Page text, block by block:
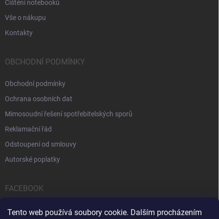
Tento web používá soubory cookie. Dalším procházením
Čištění notebooků
Vše o nákupu
Kontakty
OBCHODNÍ PODMÍNKY
Obchodní podmínky
Ochrana osobních dat
Mimosoudní řešení spotřebitelských sporů
Reklamační řád
Odstoupení od smlouvy
Autorské poplatky
FACEBOOK